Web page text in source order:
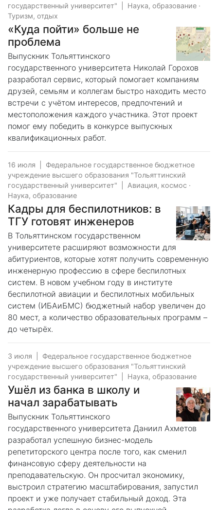
государственный университет"
Наука, образование ·
Туризм, отдых
«Куда пойти» больше не
проблема
Выпускник Тольяттинского
государственного университета Николай Горохов
разработал сервис, который помогает компаниям
друзей, семьям и коллегам быстро находить место
встречи с учётом интересов, предпочтений и
местоположения каждого участника. Этот проект
помог ему победить в конкурсе выпускных
квалификационных работ.
16 июля
Федеральное государственное бюджетное
учреждение высшего образования "Тольяттинский
государственный университет"
Авиация, космос ·
Наука, образование
Кадры для беспилотников: в
ТГУ готовят инженеров
В Тольяттинском государственном
университете расширяют возможности для
абитуриентов, которые хотят получить современную
инженерную профессию в сфере беспилотных
систем. В новом учебном году в институте
беспилотной авиации и беспилотных мобильных
систем (ИБАиБМС) бюджетный набор увеличен до
80 мест, а количество образовательных программ –
до четырёх.
3 июля
Федеральное государственное бюджетное
учреждение высшего образования "Тольяттинский
государственный университет"
Наука, образование
Ушёл из банка в школу и
начал зарабатывать
Выпускник Тольяттинского
государственного университета Даниил Ахметов
разработал успешную бизнес-модель
репетиторского центра после того, как сменил
финансовую сферу деятельности на
преподавательскую. Он просчитал экономику,
выстроил стратегию масштабирования, запустил
проект и уже получает стабильный доход. Эта